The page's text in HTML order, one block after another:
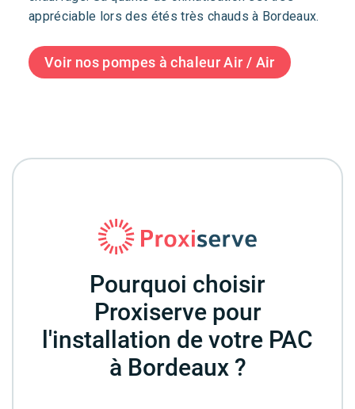
appréciable lors des étés très chauds à Bordeaux.
Voir nos pompes à chaleur Air / Air
Pourquoi choisir
Proxiserve pour
l'installation de votre PAC
à Bordeaux ?